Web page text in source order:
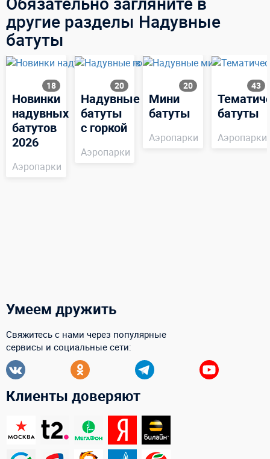
другие разделы Надувные
батуты
18
Новинки
надувных
батутов
2026
Аэропарки
20
Надувные
батуты
с горкой
Аэропарки
20
Мини
батуты
Аэропарки
43
батуты
Аэропарки
Умеем дружить
Свяжитесь с нами через популярные
сервисы и социальные сети:
Клиенты доверяют